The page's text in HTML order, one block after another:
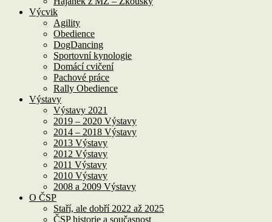
Výcvik
Agility
Obedience
DogDancing
Sportovní kynologie
Domácí cvičení
Pachové práce
Rally Obedience
Výstavy
Výstavy 2021
2019 – 2020 Výstavy
2014 – 2018 Výstavy
2013 Výstavy
2012 Výstavy
2011 Výstavy
2010 Výstavy
2008 a 2009 Výstavy
O ČSP
Staří, ale dobří 2022 až 2025
ČSP historie a současnost